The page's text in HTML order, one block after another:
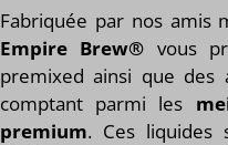
Fabriquée par nos amis
Empire Brew® vous
premixed ainsi que des
comptant parmi les
premium. Ces liquides